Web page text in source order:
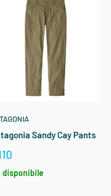
Sandy Cay Pants
disponibile